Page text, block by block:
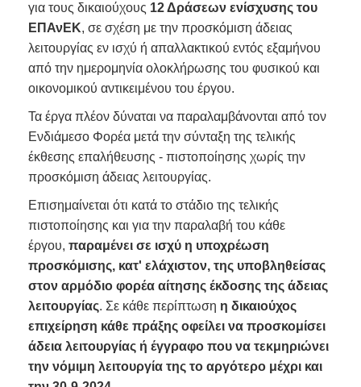
για τους δικαιούχους 12 Δράσεων ενίσχυσης του
ΕΠΑνΕΚ, σε σχέση με την προσκόμιση άδειας
λειτουργίας εν ισχύ ή απαλλακτικού εντός εξαμήνου
από την ημερομηνία ολοκλήρωσης του φυσικού και
οικονομικού αντικειμένου του έργου.
Τα έργα πλέον δύναται να παραλαμβάνονται από τον
Ενδιάμεσο Φορέα μετά την σύνταξη της τελικής
έκθεσης επαλήθευσης - πιστοποίησης χωρίς την
προσκόμιση άδειας λειτουργίας.
Επισημαίνεται ότι κατά το στάδιο της τελικής
πιστοποίησης και για την παραλαβή του κάθε
έργου, παραμένει σε ισχύ η υποχρέωση
προσκόμισης, κατ' ελάχιστον, της υποβληθείσας
στον αρμόδιο φορέα αίτησης έκδοσης της άδειας
λειτουργίας. Σε κάθε περίπτωση η δικαιούχος
επιχείρηση κάθε πράξης οφείλει να προσκομίσει
άδεια λειτουργίας ή έγγραφο που να τεκμηριώνει
την νόμιμη λειτουργία της το αργότερο μέχρι και